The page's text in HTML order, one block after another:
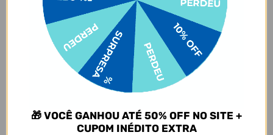
Com um design minimalista, base reforçada e cores sofisticadas, a
Flip Pro une estilo, resistência e tecnologiapara te acompanhar
em todos os momentos.
Flip Pro: onde a tampa faz toda a diferença. 💧🖤
Informações relevantes:
48 horas com gelo
Tampa à prova de vazamentos e isolamento térmico
🎁 VOCÊ GANHOU ATÉ 50% OFF NO SITE +
CUPOM INÉDITO EXTRA